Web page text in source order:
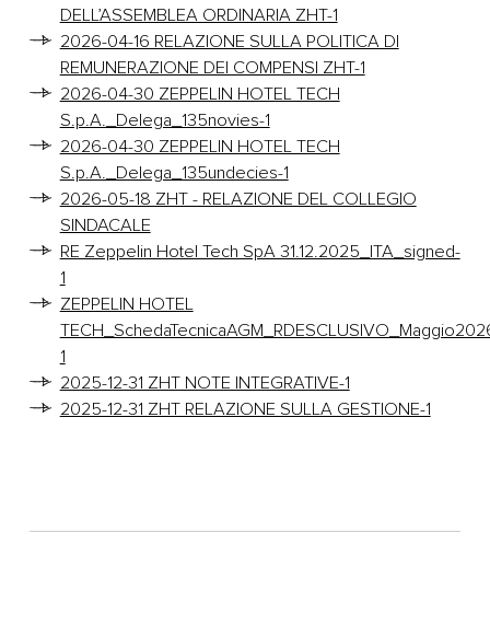
DELL’ASSEMBLEA ORDINARIA ZHT-1
2026-04-16 RELAZIONE SULLA POLITICA DI
REMUNERAZIONE DEI COMPENSI ZHT-1
2026-04-30 ZEPPELIN HOTEL TECH
S.p.A._Delega_135novies-1
2026-04-30 ZEPPELIN HOTEL TECH
S.p.A._Delega_135undecies-1
2026-05-18 ZHT - RELAZIONE DEL COLLEGIO
SINDACALE
RE Zeppelin Hotel Tech SpA 31.12.2025_ITA_signed-
1
ZEPPELIN HOTEL
1
2025-12-31 ZHT NOTE INTEGRATIVE-1
2025-12-31 ZHT RELAZIONE SULLA GESTIONE-1